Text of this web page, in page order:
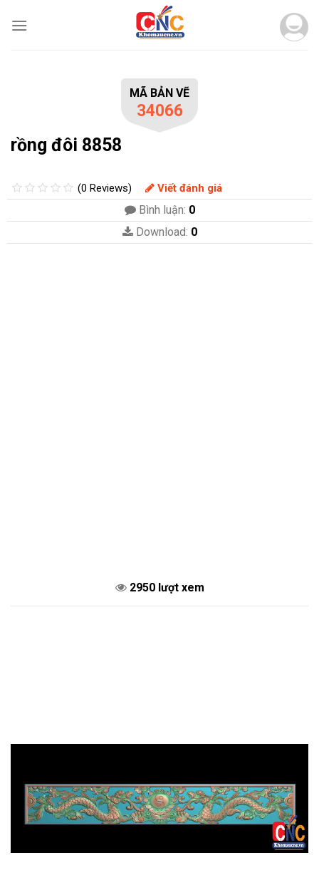
MÃ BẢN VẼ
34066
rồng đôi 8858
(0 Reviews) Viết đánh giá
Bình luận: 0
Download: 0
2950 lượt xem